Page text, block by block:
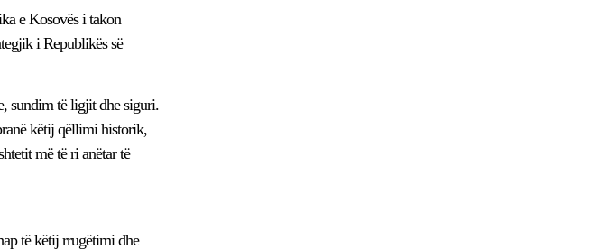
e Kosovës i takon
i Republikës së
sundim të ligjit dhe siguri.
këtij qëllimi historik,
më të ri anëtar të
të këtij rrugëtimi dhe